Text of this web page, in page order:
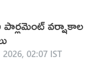
పార్లమెంట్‌ వర్షాకాల
02:07 IST